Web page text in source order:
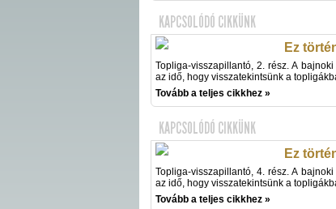
KAPCSOLÓDÓ CIKKÜNK
Ez
Topliga-visszapillantó, 2. rész. A
az idő, hogy visszatekintsünk a
Tovább a teljes cikkhez »
KAPCSOLÓDÓ CIKKÜNK
Ez
Topliga-visszapillantó, 4. rész. A
az idő, hogy visszatekintsünk a
Tovább a teljes cikkhez »